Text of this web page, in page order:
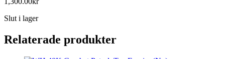
Slut i lager
Relaterade produkter